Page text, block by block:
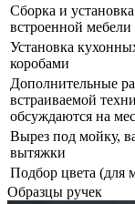
Сборка и
встроенной
Установка
коробами
Дополнительные
встраиваемой
обсуждаются на
Вырез под мойку,
вытяжки
Подбор цвета (для
Образцы ручек